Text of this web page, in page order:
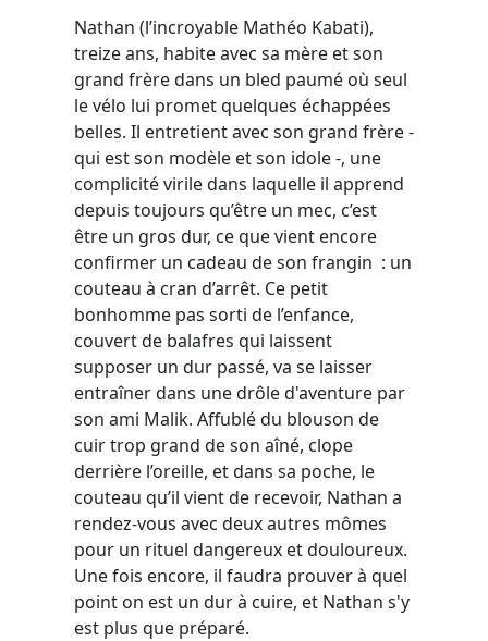
Nathan (l’incroyable Mathéo Kabati),
treize ans, habite avec sa mère et son
grand frère dans un bled paumé où seul
le vélo lui promet quelques échappées
belles. Il entretient avec son grand frère -
qui est son modèle et son idole -, une
complicité virile dans laquelle il apprend
depuis toujours qu’être un mec, c’est
être un gros dur, ce que vient encore
confirmer un cadeau de son frangin : un
couteau à cran d’arrêt. Ce petit
bonhomme pas sorti de l’enfance,
couvert de balafres qui laissent
supposer un dur passé, va se laisser
entraîner dans une drôle d'aventure par
son ami Malik. Affublé du blouson de
cuir trop grand de son aîné, clope
derrière l’oreille, et dans sa poche, le
couteau qu’il vient de recevoir, Nathan a
rendez-vous avec deux autres mômes
pour un rituel dangereux et douloureux.
Une fois encore, il faudra prouver à quel
point on est un dur à cuire, et Nathan s'y
est plus que préparé.